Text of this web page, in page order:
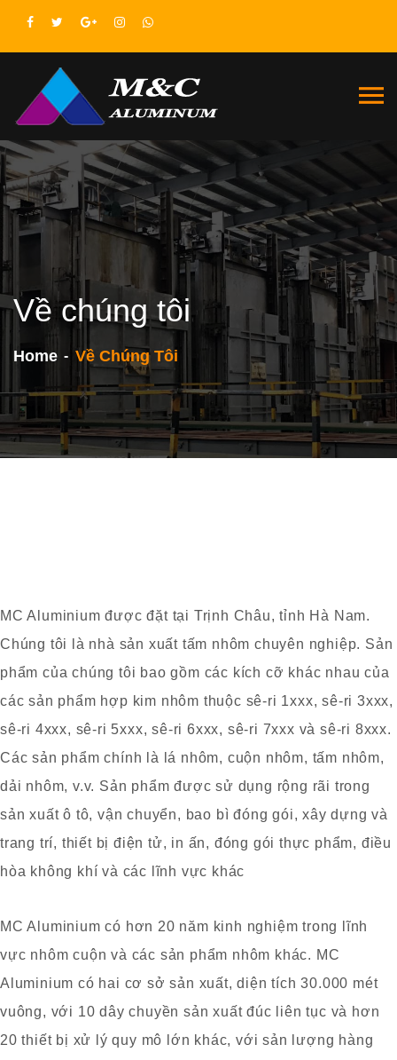
Về chúng tôi
Home Về Chúng Tôi
MC Aluminium được đặt tại Trịnh Châu, tỉnh Hà Nam.
Chúng tôi là nhà sản xuất tấm nhôm chuyên nghiệp. Sản
phẩm của chúng tôi bao gồm các kích cỡ khác nhau của
các sản phẩm hợp kim nhôm thuộc sê-ri 1xxx, sê-ri 3xxx,
sê-ri 4xxx, sê-ri 5xxx, sê-ri 6xxx, sê-ri 7xxx và sê-ri 8xxx.
Các sản phẩm chính là lá nhôm, cuộn nhôm, tấm nhôm,
dải nhôm, v.v. Sản phẩm được sử dụng rộng rãi trong
sản xuất ô tô, vận chuyển, bao bì đóng gói, xây dựng và
trang trí, thiết bị điện tử, in ấn, đóng gói thực phẩm, điều
hòa không khí và các lĩnh vực khác
MC Aluminium có hơn 20 năm kinh nghiệm trong lĩnh
vực nhôm cuộn và các sản phẩm nhôm khác. MC
Aluminium có hai cơ sở sản xuất, diện tích 30.000 mét
vuông, với 10 dây chuyền sản xuất đúc liên tục và hơn
20 thiết bị xử lý quy mô lớn khác, với sản lượng hàng